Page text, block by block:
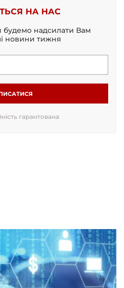
НА НАС
надсилати Вам
новини тижня
гарантована